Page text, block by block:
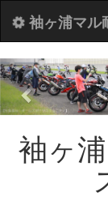
袖ヶ浦マル
Previous
袖ヶ